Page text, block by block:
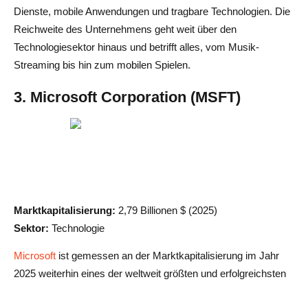
Dienste, mobile Anwendungen und tragbare Technologien. Die
Reichweite des Unternehmens geht weit über den
Technologiesektor hinaus und betrifft alles, vom Musik-
Streaming bis hin zum mobilen Spielen.
3. Microsoft Corporation (MSFT)
Marktkapitalisierung: 2,79 Billionen $ (2025)
Sektor: Technologie
Microsoft ist gemessen an der Marktkapitalisierung im Jahr
2025 weiterhin eines der weltweit größten und erfolgreichsten